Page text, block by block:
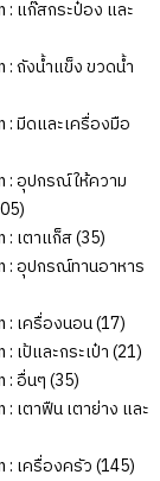
: แก๊สกระป๋อง และ
: ถังน้ำแข็ง ขวดน้ำ
: มีดและเครื่องมือ
: อุปกรณ์ให้ความ
105
สินค้า
: เตาแก็ส 3535
สินค้า
: อุปกรณ์ทานอาหาร
: เครื่องนอน 1717
สินค้า
เป้และกระเป๋า 2121
: อื่นๆ 3535
สินค้า
เตาฟืน เตาย่าง และ
: เครื่องครัว 145145